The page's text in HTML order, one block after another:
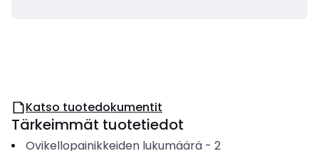
Katso tuotedokumentit
Tärkeimmät tuotetiedot
Ovikellopainikkeiden lukumäärä- 2